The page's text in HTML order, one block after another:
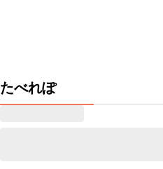
たべれぽ